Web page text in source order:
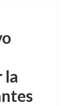
la